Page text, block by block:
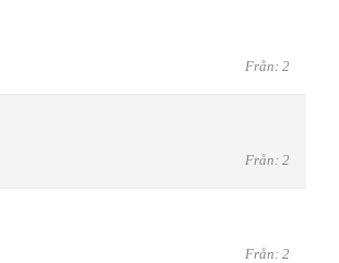
Från: 2
Från: 2
Från: 2